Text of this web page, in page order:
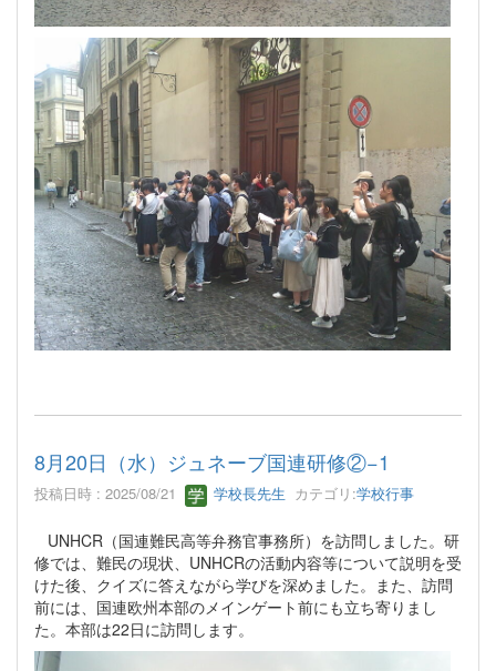
8月20日（水）ジュネーブ国連研修②−1
投稿日時 : 2025/08/21 学校長先生 カテゴリ:学校行事
UNHCR（国連難民高等弁務官事務所）を訪問しました。研
修では、難民の現状、UNHCRの活動内容等について説明を受
けた後、クイズに答えながら学びを深めました。また、訪問
前には、国連欧州本部のメインゲート前にも立ち寄りまし
た。本部は22日に訪問します。